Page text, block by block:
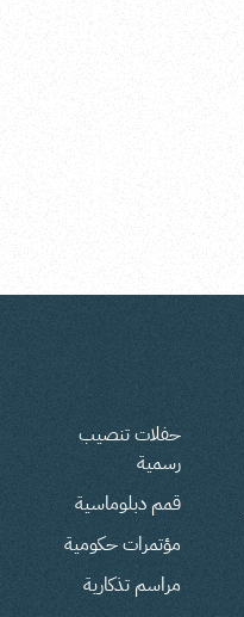
حفلات تنصيب
رسمية
قمم دبلوماسية
مؤتمرات حكومية
مراسم تذكارية